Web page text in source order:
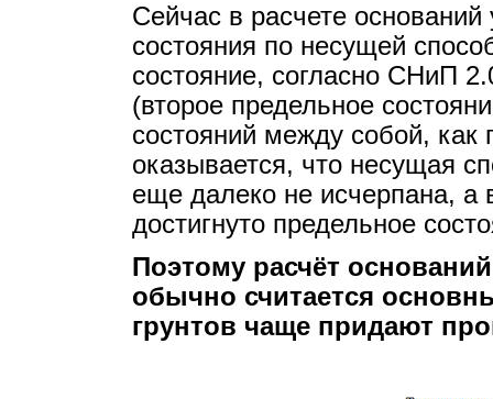
Сейчас в расчете
состояния по несущей
состояние, согласно СНиП
(второе предельное
состояний между собой, как
оказывается, что несущая
еще далеко не исчерпана, а
достигнуто предельное
Поэтому расчёт
обычно считается
грунтов чаще придают